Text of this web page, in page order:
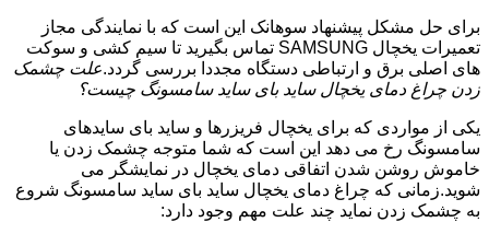
برای حل مشکل پیشنهاد سوهانک این است که با نمایندگی مجاز
تعمیرات یخچال SAMSUNG تماس بگیرید تا سیم کشی و سوکت
های اصلی برق و ارتباطی دستگاه مجددا بررسی گردد.علت چشمک
زدن چراغ دمای یخچال ساید بای ساید سامسونگ چیست؟
یکی از مواردی که برای یخچال فریزرها و ساید بای سایدهای
سامسونگ رخ می دهد این است که شما متوجه چشمک زدن یا
خاموش روشن شدن اتفاقی دمای یخچال در نمایشگر می
شوید.زمانی که چراغ دمای یخچال ساید بای ساید سامسونگ شروع
به چشمک زدن نماید چند علت مهم وجود دارد: